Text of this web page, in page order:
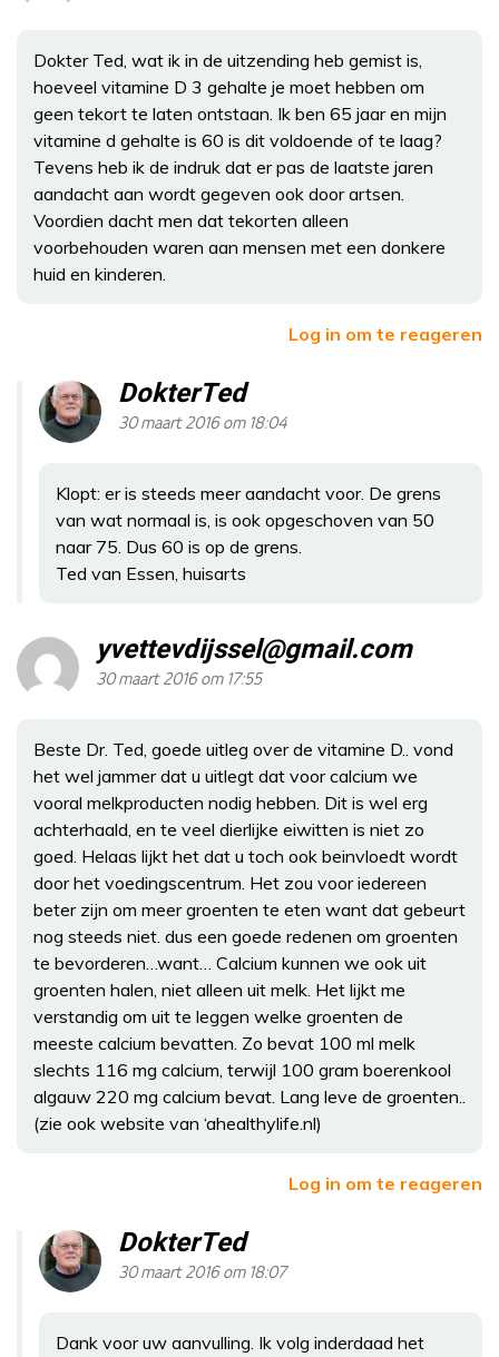
Dokter Ted, wat ik in de uitzending heb gemist is,
hoeveel vitamine D 3 gehalte je moet hebben om
geen tekort te laten ontstaan. Ik ben 65 jaar en mijn
vitamine d gehalte is 60 is dit voldoende of te laag?
Tevens heb ik de indruk dat er pas de laatste jaren
aandacht aan wordt gegeven ook door artsen.
Voordien dacht men dat tekorten alleen
voorbehouden waren aan mensen met een donkere
huid en kinderen.
Log in om te reageren
DokterTed
30 maart 2016 om 18:04
Klopt: er is steeds meer aandacht voor. De grens
van wat normaal is, is ook opgeschoven van 50
naar 75. Dus 60 is op de grens.
Ted van Essen, huisarts
yvettevdijssel@gmail.com
30 maart 2016 om 17:55
Beste Dr. Ted, goede uitleg over de vitamine D.. vond
het wel jammer dat u uitlegt dat voor calcium we
vooral melkproducten nodig hebben. Dit is wel erg
achterhaald, en te veel dierlijke eiwitten is niet zo
goed. Helaas lijkt het dat u toch ook beinvloedt wordt
door het voedingscentrum. Het zou voor iedereen
beter zijn om meer groenten te eten want dat gebeurt
nog steeds niet. dus een goede redenen om groenten
te bevorderen…want… Calcium kunnen we ook uit
groenten halen, niet alleen uit melk. Het lijkt me
verstandig om uit te leggen welke groenten de
meeste calcium bevatten. Zo bevat 100 ml melk
slechts 116 mg calcium, terwijl 100 gram boerenkool
algauw 220 mg calcium bevat. Lang leve de groenten..
(zie ook website van ‘ahealthylife.nl)
Log in om te reageren
DokterTed
30 maart 2016 om 18:07
Dank voor uw aanvulling. Ik volg inderdaad het